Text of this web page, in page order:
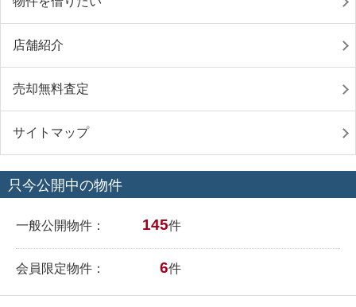
店舗紹介
売却無料査定
サイトマップ
只今公開中の物件
一般公開物件： 145件
会員限定物件： 6件